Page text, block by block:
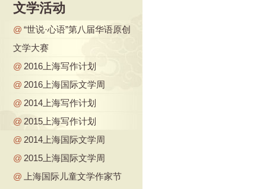
文学活动
@ “世说·心语”第八届华语原创
文学大赛
@ 2016上海写作计划
@ 2016上海国际文学周
@ 2014上海写作计划
@ 2015上海写作计划
@ 2014上海国际文学周
@ 2015上海国际文学周
@
上海国际儿童文学作家节